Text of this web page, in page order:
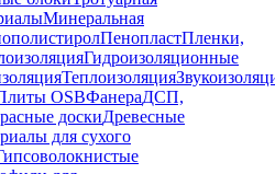
Минеральная
ПенопластПленки,
Гидроизоляционные
Теплоизоляция
OSBФанераДСП,
доскиДревесные
для сухого